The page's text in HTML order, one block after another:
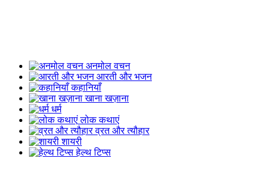
अनमोल वचन
आरती और भजन
कहानियाँ
खाना खज़ाना
धर्म
लोक कथाएं
व्रत और त्यौहार
शायरी
हेल्थ टिप्स